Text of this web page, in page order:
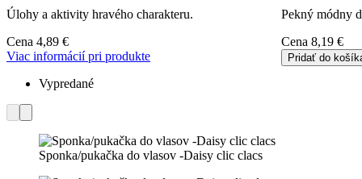
Úlohy a aktivity hravého charakteru.
Cena 4,89 €
Viac informácií pri produkte
Vypredané
Pekný módny
Cena 8,19 €
Pridať do
Sponka/pukačka do vlasov -Daisy clic clacs